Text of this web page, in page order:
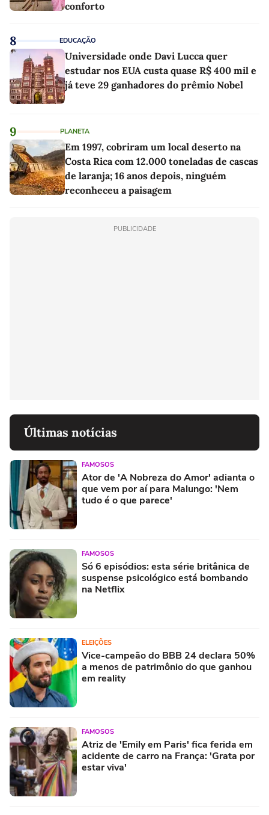
conforto
8 EDUCAÇÃO
Universidade onde Davi Lucca quer
estudar nos EUA custa quase R$ 400 mil e
já teve 29 ganhadores do prêmio Nobel
9 PLANETA
Em 1997, cobriram um local deserto na
Costa Rica com 12.000 toneladas de cascas
de laranja; 16 anos depois, ninguém
reconheceu a paisagem
PUBLICIDADE
Últimas notícias
FAMOSOS
Ator de 'A Nobreza do Amor' adianta o
que vem por aí para Malungo: 'Nem
tudo é o que parece'
FAMOSOS
Só 6 episódios: esta série britânica de
suspense psicológico está bombando
na Netflix
ELEIÇÕES
Vice-campeão do BBB 24 declara 50%
a menos de patrimônio do que ganhou
em reality
FAMOSOS
Atriz de 'Emily em Paris' fica ferida em
acidente de carro na França: 'Grata por
estar viva'